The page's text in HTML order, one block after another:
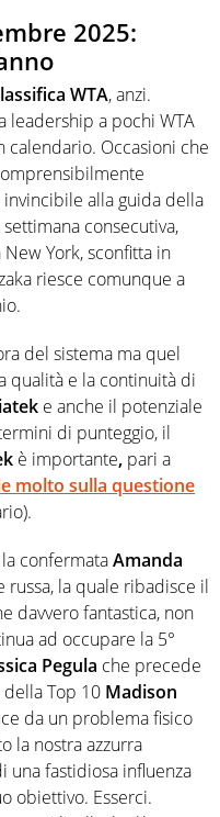
2025:
WTA, anzi.
leadership a pochi WTA
Occasioni che
alla guida della
consecutiva,
York, sconfitta in
riesce comunque a
del sistema ma quel
qualità e la continuità di
e anche il potenziale
di punteggio, il
è importante, pari a
molto sulla questione
confermataAmanda
russa, la quale ribadisce il
davvero fantastica, non
ad occupare la 5°
Pegula che precede
Top 10 Madison
da un problema fisico
la nostra azzurra
una fastidiosa influenza
obiettivo. Esserci.